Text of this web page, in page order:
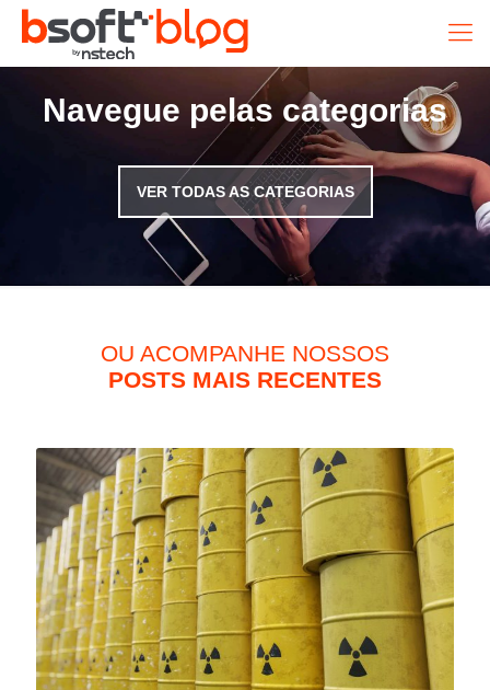
Navegue pelas categorias
VER TODAS AS CATEGORIAS
OU ACOMPANHE NOSSOS
POSTS MAIS RECENTES